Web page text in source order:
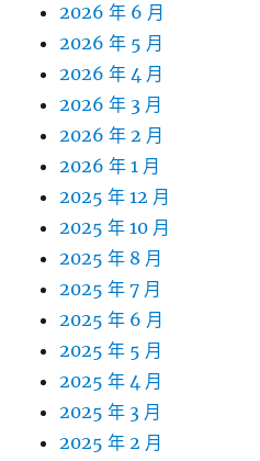
2026 年 6 月
2026 年 5 月
2026 年 4 月
2026 年 3 月
2026 年 2 月
2026 年 1 月
2025 年 12 月
2025 年 10 月
2025 年 8 月
2025 年 7 月
2025 年 6 月
2025 年 5 月
2025 年 4 月
2025 年 3 月
2025 年 2 月